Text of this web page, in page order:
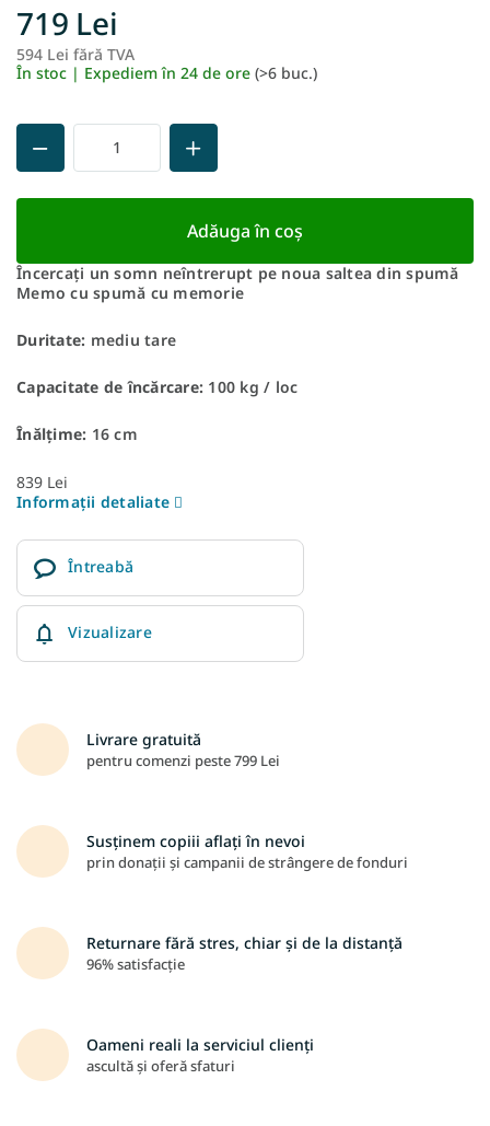
719 Lei
594 Lei fără TVA
În stoc | Expediem în 24 de ore (>6 buc.)
Adăuga în coş
Încercați un somn neîntrerupt pe noua saltea din spumă
Memo cu spumă cu memorie
Duritate: mediu tare
Capacitate de încărcare: 100 kg / loc
Înălțime: 16 cm
839 Lei
Informaţii detaliate
Întreabă
Vizualizare
Livrare gratuită
pentru comenzi peste 799 Lei
Susținem copiii aflați în nevoi
prin donații și campanii de strângere de fonduri
Returnare fără stres, chiar și de la distanță
96% satisfacție
Oameni reali la serviciul clienți
ascultă și oferă sfaturi